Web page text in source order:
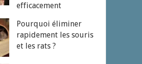
efficacement
Pourquoi éliminer
rapidement les souris
et les rats ?